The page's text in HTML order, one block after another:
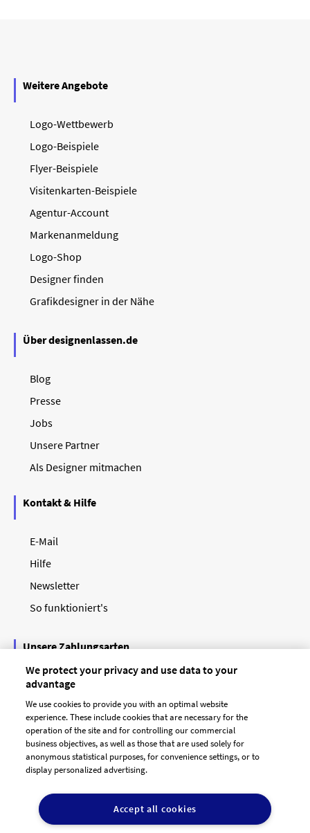
Weitere Angebote
Logo-Wettbewerb
Logo-Beispiele
Flyer-Beispiele
Visitenkarten-Beispiele
Agentur-Account
Markenanmeldung
Logo-Shop
Designer finden
Grafikdesigner in der Nähe
Über designenlassen.de
Blog
Presse
Jobs
Unsere Partner
Als Designer mitmachen
Kontakt & Hilfe
E-Mail
Hilfe
Newsletter
So funktioniert's
Unsere Zahlungsarten
AGB Dienstleister
Datenschutz
Impressum
We protect your privacy and use data to your
advantage
We use cookies to provide you with an optimal website
experience. These include cookies that are necessary for the
operation of the site and for controlling our commercial
business objectives, as well as those that are used solely for
anonymous statistical purposes, for convenience settings, or to
display personalized advertising.
Accept all cookies